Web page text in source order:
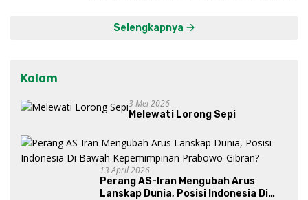
Selengkapnya
Kolom
3 Mei 2026
Melewati Lorong Sepi
13 April 2026
Perang AS-Iran Mengubah Arus
Lanskap Dunia, Posisi Indonesia Di